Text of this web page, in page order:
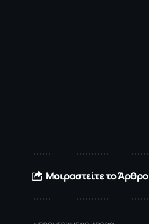
Μοιραστείτε το Άρθρο